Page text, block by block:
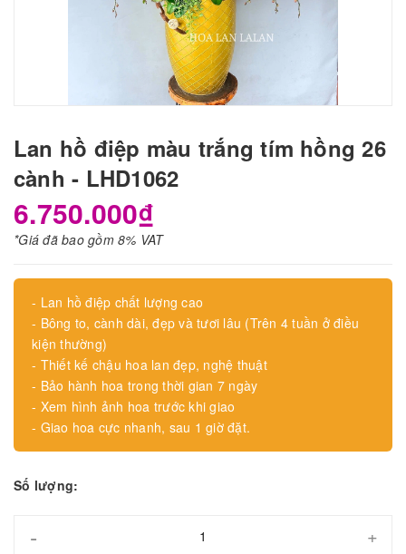
Lan hồ điệp màu trắng tím hồng 26
cành - LHD1062
6.750.000₫
*Giá đã bao gồm 8% VAT
- Lan hồ điệp chất lượng cao
- Bông to, cành dài, đẹp và tươi lâu (Trên 4 tuần ở điều
kiện thường)
- Thiết kế chậu hoa lan đẹp, nghệ thuật
- Bảo hành hoa trong thời gian 7 ngày
- Xem hình ảnh hoa trước khi giao
- Giao hoa cực nhanh, sau 1 giờ đặt.
Số lượng:
- +